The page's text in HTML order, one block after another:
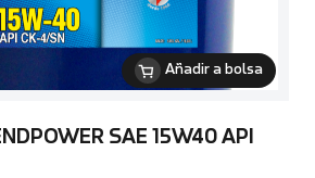
Añadir a bolsa
SAE 15W40 API